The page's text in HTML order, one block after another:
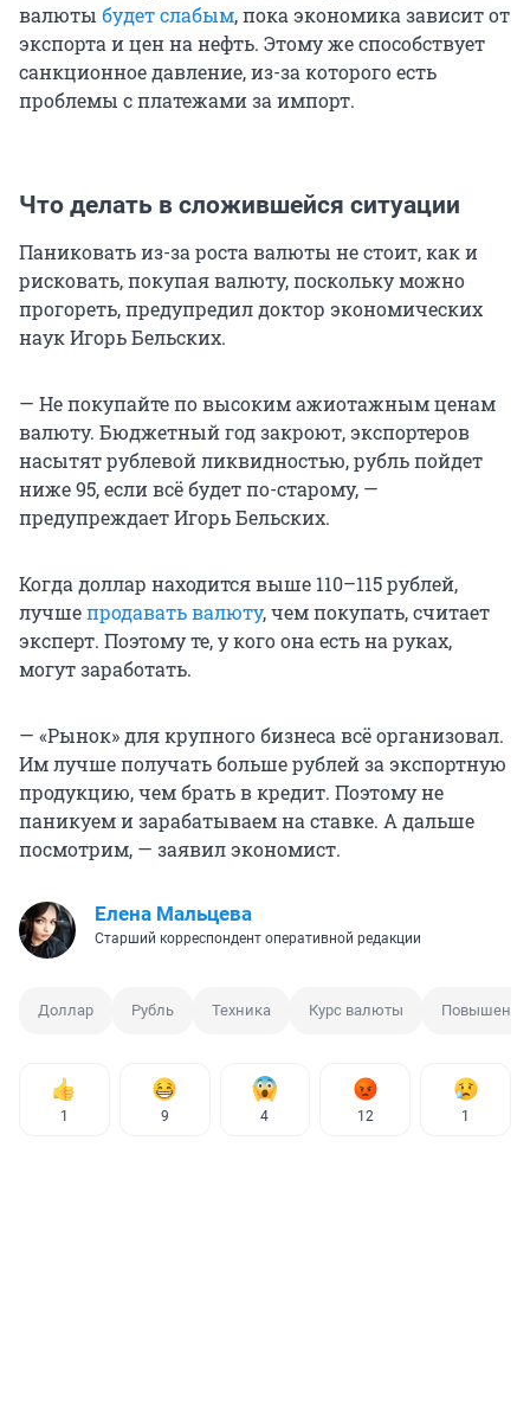
валюты будет слабым, пока экономика зависит от
экспорта и цен на нефть. Этому же способствует
санкционное давление, из-за которого есть
проблемы с платежами за импорт.
Что делать в сложившейся ситуации
Паниковать из-за роста валюты не стоит, как и
рисковать, покупая валюту, поскольку можно
прогореть, предупредил доктор экономических
наук Игорь Бельских.
— Не покупайте по высоким ажиотажным ценам
валюту. Бюджетный год закроют, экспортеров
насытят рублевой ликвидностью, рубль пойдет
ниже 95, если всё будет по-старому, —
предупреждает Игорь Бельских.
Когда доллар находится выше 110–115 рублей,
лучшепродавать валюту, чем покупать, считает
эксперт. Поэтому те, у кого она есть на руках,
могут заработать.
— «Рынок» для крупного бизнеса всё организовал.
Им лучше получать больше рублей за экспортную
продукцию, чем брать в кредит. Поэтому не
паникуем и зарабатываем на ставке. А дальше
посмотрим, — заявил экономист.
Елена Мальцева
Старший корреспондент оперативной редакции
Доллар Рубль Техника Курс валюты
1 9 4 12 1